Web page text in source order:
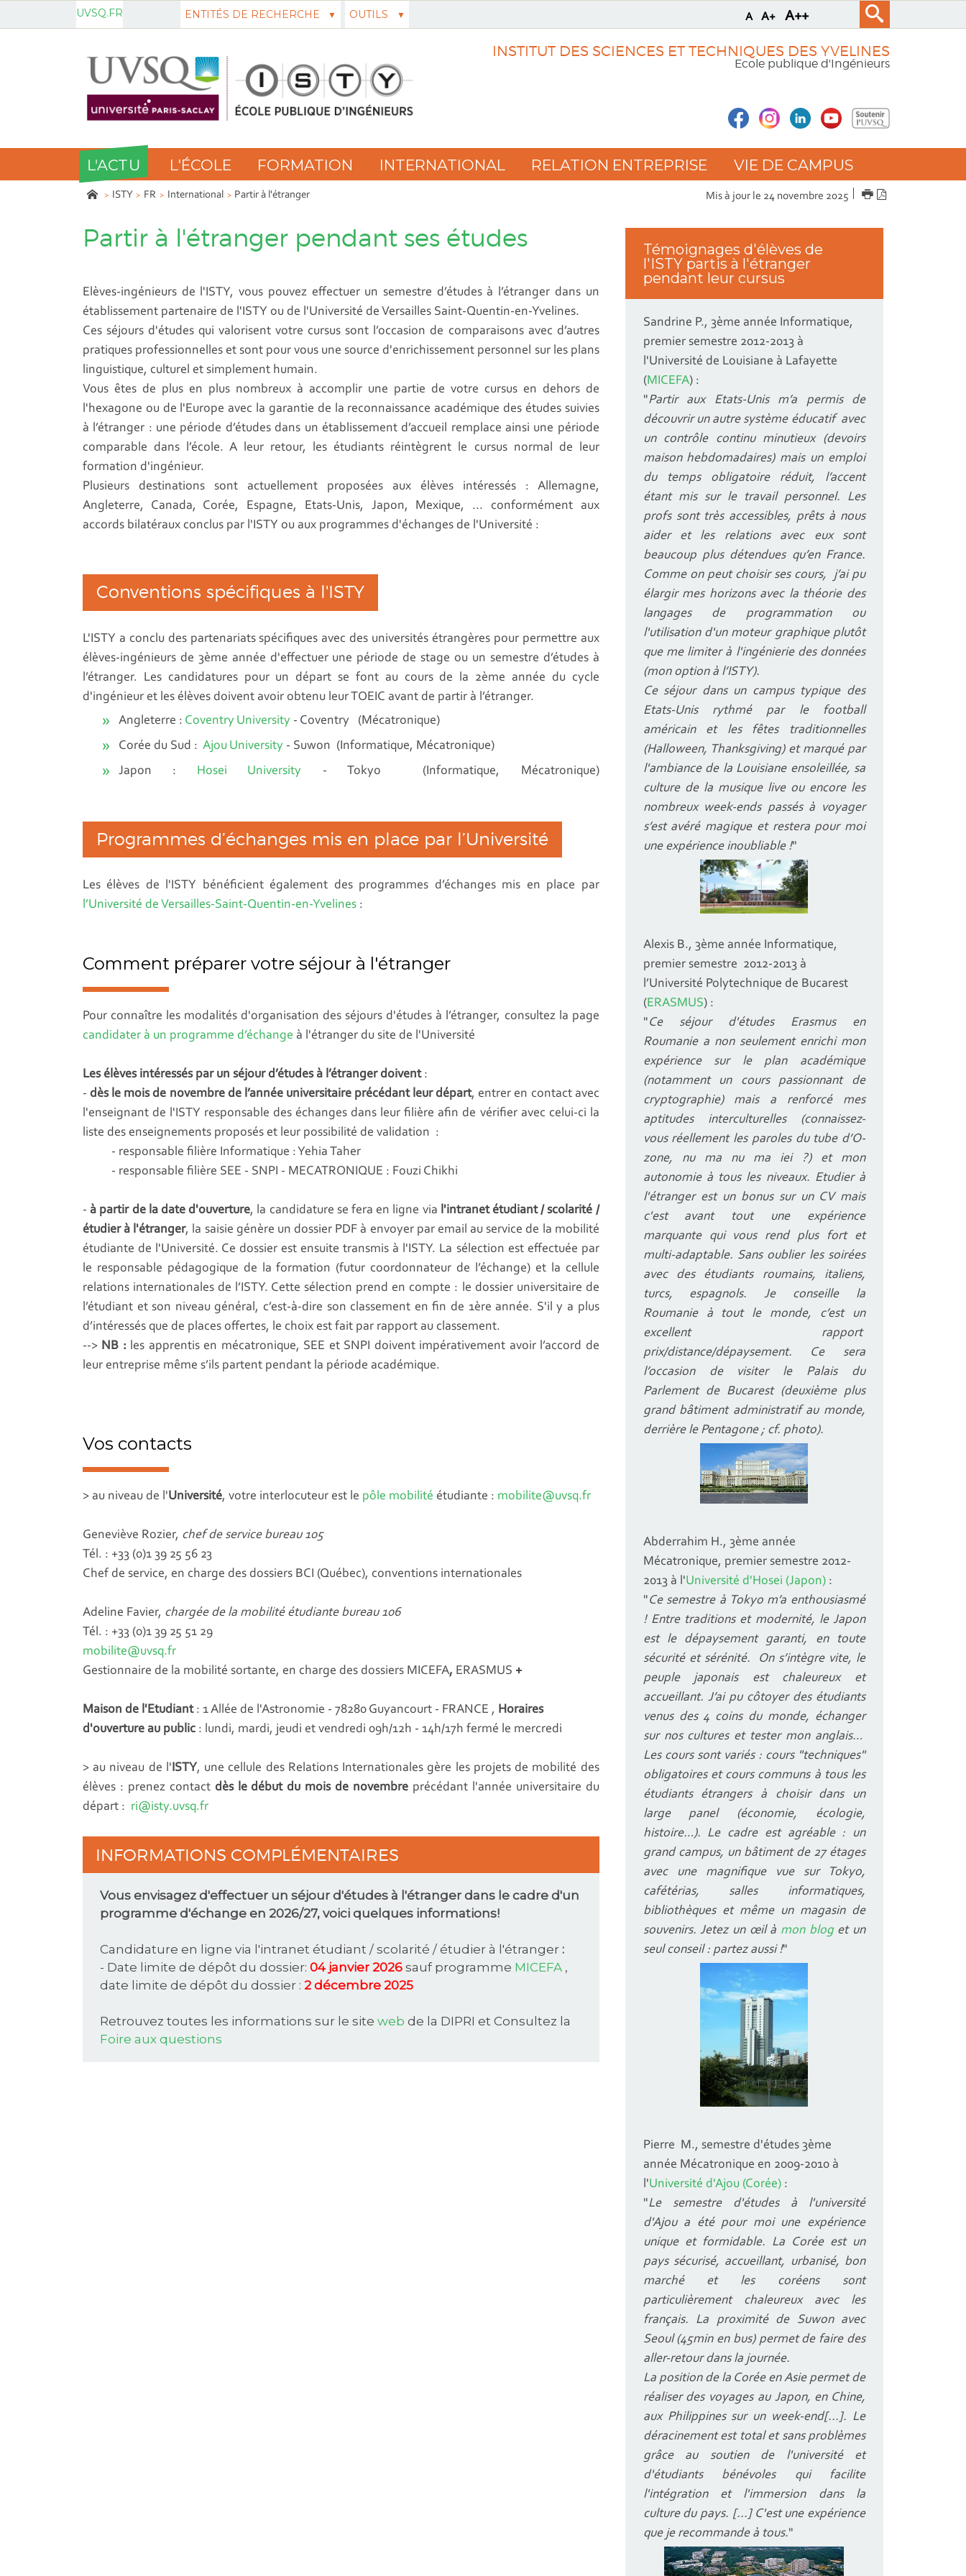
A A+ A++
UVSQ.FR
INSTITUT DES SCIENCES ET TECHNIQUES DES YVELINES
Ecole publique d'Ingénieurs
L'ACTU L'ÉCOLE FORMATION INTERNATIONAL RELATION ENTREPRISE VIE DE CAMPUS
ISTY FR International Partir à l'étranger Mis à jour le 24 novembre 2025 IMPRIMER
Partir à l'étranger pendant ses études
Elèves-ingénieurs de l'ISTY, vous pouvez effectuer un semestre d’études à l’étranger dans un
établissement partenaire de l'ISTY ou de l'Université de Versailles Saint-Quentin-en-Yvelines.
Ces séjours d'études qui valorisent votre cursus sont l’occasion de comparaisons avec d’autres
pratiques professionnelles et sont pour vous une source d'enrichissement personnel sur les plans
linguistique, culturel et simplement humain.
Vous êtes de plus en plus nombreux à accomplir une partie de votre cursus en dehors de
l'hexagone ou de l'Europe avec la garantie de la reconnaissance académique des études suivies
à l’étranger : une période d’études dans un établissement d’accueil remplace ainsi une période
comparable dans l’école. A leur retour, les étudiants réintègrent le cursus normal de leur
formation d'ingénieur.
Plusieurs destinations sont actuellement proposées aux élèves intéressés : Allemagne,
Angleterre, Canada, Corée, Espagne, Etats-Unis, Japon, Mexique, ... conformément aux
accords bilatéraux conclus par l'ISTY ou aux programmes d'échanges de l'Université :
Conventions spécifiques à l'ISTY
L'ISTY a conclu des partenariats spécifiques avec des universités étrangères pour permettre aux
élèves-ingénieurs de 3ème année d'effectuer une période de stage ou un semestre d’études à
l’étranger. Les candidatures pour un départ se font au cours de la 2ème année du cycle
d'ingénieur et les élèves doivent avoir obtenu leur TOEIC avant de partir à l’étranger.
Angleterre : Coventry University - Coventry (Mécatronique)
Corée du Sud : Ajou University - Suwon (Informatique, Mécatronique)
Japon : Hosei University - Tokyo (Informatique, Mécatronique)
Programmes d’échanges mis en place par l’Université
Les élèves de l'ISTY bénéficient également des programmes d’échanges mis en place par
l’Université de Versailles-Saint-Quentin-en-Yvelines :
Comment préparer votre séjour à l'étranger
Pour connaître les modalités d'organisation des séjours d'études à l’étranger, consultez la page
candidater à un programme d’échange à l'étranger du site de l'Université
Les élèves intéressés par un séjour d’études à l’étranger doivent:
-dès le mois de novembre de l’année universitaire précédant leur départ, entrer en contact avec
l'enseignant de l'ISTY responsable des échanges dans leur filière afin de vérifier avec celui-ci la
liste des enseignements proposés et leur possibilité de validation :
- responsable filière Informatique : Yehia Taher
- responsable filière SEE - SNPI - MECATRONIQUE : Fouzi Chikhi
- à partir de la date d'ouverture, la candidature se fera en ligne via l'intranet étudiant / scolarité /
étudier à l'étranger, la saisie génère un dossier PDF à envoyer par email au service de la mobilité
étudiante de l'Université. Ce dossier est ensuite transmis à l'ISTY. La sélection est effectuée par
le responsable pédagogique de la formation (futur coordonnateur de l’échange) et la cellule
relations internationales de l’ISTY. Cette sélection prend en compte : le dossier universitaire de
l’étudiant et son niveau général, c’est-à-dire son classement en fin de 1ère année. S'il y a plus
d’intéressés que de places offertes, le choix est fait par rapport au classement.
--> NB : les apprentis en mécatronique, SEE et SNPI doivent impérativement avoir l’accord de
leur entreprise même s’ils partent pendant la période académique.
Vos contacts
> au niveau de l'Université, votre interlocuteur est le pôle mobilité étudiante : mobilite@uvsq.fr
Geneviève Rozier, chef de service bureau 105
Tél. : +33 (0)1 39 25 56 23
Chef de service, en charge des dossiers BCI (Québec), conventions internationales
Adeline Favier, chargée de la mobilité étudiante bureau 106
Tél. : +33 (0)1 39 25 51 29
mobilite@uvsq.fr
Gestionnaire de la mobilité sortante, en charge des dossiers MICEFA, ERASMUS +
Maison de l'Etudiant: 1 Allée de l'Astronomie - 78280 Guyancourt - FRANCE , Horaires
d'ouverture au public : lundi, mardi, jeudi et vendredi 09h/12h - 14h/17h fermé le mercredi
> au niveau de l'ISTY, une cellule des Relations Internationales gère les projets de mobilité des
élèves : prenez contact dès le début du mois de novembre précédant l'année universitaire du
départ : ri@isty.uvsq.fr
INFORMATIONS COMPLÉMENTAIRES
Vous envisagez d'effectuer un séjour d'études à l'étranger dans le cadre d'un
programme d'échange en 2026/27, voici quelques informations!
Candidature en ligne via l'intranet étudiant / scolarité / étudier à l'étranger :
- Date limite de dépôt du dossier: 04 janvier 2026 sauf programme MICEFA,
date limite de dépôt du dossier : 2 décembre 2025
Retrouvez toutes les informations sur le site web de la DIPRI et Consultez la
Foire aux questions
Témoignages d'élèves de
l'ISTY partis à l'étranger
pendant leur cursus
Sandrine P., 3ème année Informatique,
premier semestre 2012-2013 à
l'Université de Louisiane à Lafayette
(MICEFA) :
"Partir aux Etats-Unis m’a permis de
découvrir un autre système éducatif avec
un contrôle continu minutieux (devoirs
maison hebdomadaires) mais un emploi
du temps obligatoire réduit, l’accent
étant mis sur le travail personnel. Les
profs sont très accessibles, prêts à nous
aider et les relations avec eux sont
beaucoup plus détendues qu’en France.
Comme on peut choisir ses cours, j’ai pu
élargir mes horizons avec la théorie des
langages de programmation ou
l'utilisation d'un moteur graphique plutôt
que me limiter à l'ingénierie des données
(mon option à l’ISTY).
Ce séjour dans un campus typique des
Etats-Unis rythmé par le football
américain et les fêtes traditionnelles
(Halloween, Thanksgiving) et marqué par
l'ambiance de la Louisiane ensoleillée, sa
culture de la musique live ou encore les
nombreux week-ends passés à voyager
s’est avéré magique et restera pour moi
une expérience inoubliable !"
Alexis B., 3ème année Informatique,
premier semestre 2012-2013 à
l’Université Polytechnique de Bucarest
(ERASMUS) :
"Ce séjour d'études Erasmus en
Roumanie a non seulement enrichi mon
expérience sur le plan académique
(notamment un cours passionnant de
cryptographie) mais a renforcé mes
aptitudes interculturelles (connaissez-
vous réellement les paroles du tube d’O-
zone, nu ma nu ma iei ?) et mon
autonomie à tous les niveaux. Etudier à
l'étranger est un bonus sur un CV mais
c'est avant tout une expérience
marquante qui vous rend plus fort et
multi-adaptable. Sans oublier les soirées
avec des étudiants roumains, italiens,
turcs, espagnols.Je conseille la
Roumanie à tout le monde, c’est un
excellent rapport
prix/distance/dépaysement. Ce sera
l’occasion de visiter le Palais du
Parlement de Bucarest (deuxième plus
grand bâtiment administratif au monde,
derrière le Pentagone ; cf. photo).
Abderrahim H., 3ème année
Mécatronique, premier semestre 2012-
2013 à l'Université d'Hosei (Japon):
"Ce semestre à Tokyo m’a enthousiasmé
! Entre traditions et modernité, le Japon
est le dépaysement garanti, en toute
sécurité et sérénité. On s’intègre vite, le
peuple japonais est chaleureux et
accueillant. J’ai pu côtoyer des étudiants
venus des 4 coins du monde, échanger
sur nos cultures et tester mon anglais…
Les cours sont variés : cours "techniques"
obligatoires et cours communs à tous les
étudiants étrangers à choisir dans un
large panel (économie, écologie,
histoire…). Le cadre est agréable : un
grand campus, un bâtiment de 27 étages
avec une magnifique vue sur Tokyo,
cafétérias, salles informatiques,
bibliothèques et même un magasin de
souvenirs. Jetez un œil à mon bloget un
seul conseil : partez aussi !"
Pierre M., semestre d'études 3ème
année Mécatronique en 2009-2010 à
l'Université d'Ajou (Corée) :
"Le semestre d'études à l'université
d'Ajou a été pour moi une expérience
unique et formidable. La Corée est un
pays sécurisé, accueillant, urbanisé, bon
marché et les coréens sont
particulièrement chaleureux avec les
français. La proximité de Suwon avec
Seoul (45min en bus) permet de faire des
aller-retour dans la journée.
La position de la Corée en Asie permet de
réaliser des voyages au Japon, en Chine,
aux Philippines sur un week-end[...]. Le
déracinement est total et sans problèmes
grâce au soutien de l'université et
d'étudiants bénévoles qui facilite
l'intégration et l'immersion dans la
culture du pays. [...] C'est une expérience
que je recommande à tous."
ENTITÉS DE RECHERCHE OUTILS